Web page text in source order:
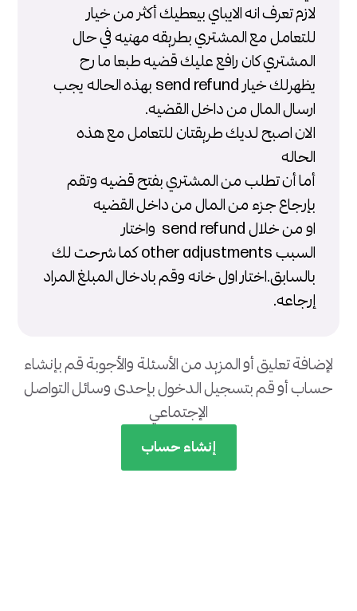
لازم تعرف انه الايباي بيعطيك أكثر من خيار
للتعامل مع المشتري بطريقه مهنيه في حال
المشتري كان رافع عليك قضيه طبعا ما رح
يظهرلك خيار send refund بهذه الحاله يجب
ارسال المال من داخل القضيه.
الان اصبح لديك طريقتان للتعامل مع هذه
الحاله
أما أن تطلب من المشتري بفتح قضيه وتقم
بإرجاع جزء من المال من داخل القضيه
او من خلال send refund واختار
السبب other adjustments كما شرحت لك
بالسابق.اختار اول خانه وقم بادخال المبلغ المراد
إرجاعه.
لإضافة تعليق أو المزيد من الأسئلة والأجوبة قم بإنشاء
حساب أو قم بتسجيل الدخول بإحدى وسائل التواصل
الإجتماعي
إنشاء حساب